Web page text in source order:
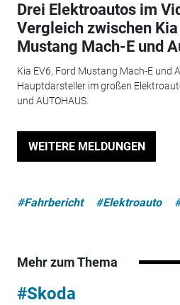
Drei Elektroautos im
Vergleich zwischen Kia
Mustang Mach-E und
Kia EV6, Ford Mustang Mach-E und
Hauptdarsteller im großen
und AUTOHAUS.
WEITERE MELDUNGEN
#Fahrbericht #Elektroauto
Mehr zum Thema
#Skoda